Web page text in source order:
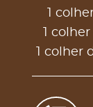
1
1
1